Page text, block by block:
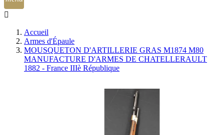
Accueil
Armes d'Épaule
MOUSQUETON D'ARTILLERIE GRAS M1874 M80
MANUFACTURE D'ARMES DE CHATELLERAULT
1882 - France IIIè République